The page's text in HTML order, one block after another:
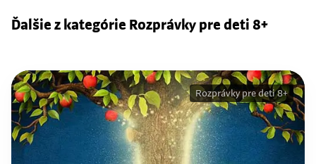
Ďalšie z kategórie Rozprávky pre deti 8+
Rozprávky pre deti 8+